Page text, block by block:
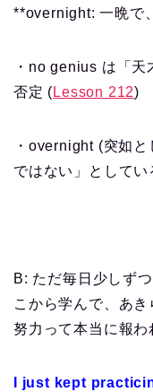
**overnight: 一晩で
・no genius は「
否定 ( Lesson 212)
・overnight (突如
ではない」としてい
B: ただ毎日少しず
こから学んで、あき
努力って本当に報わ
I just kept